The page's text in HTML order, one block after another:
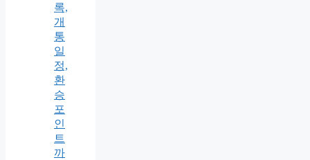
록,
개
통
일
정,
환
승
포
인
트
까